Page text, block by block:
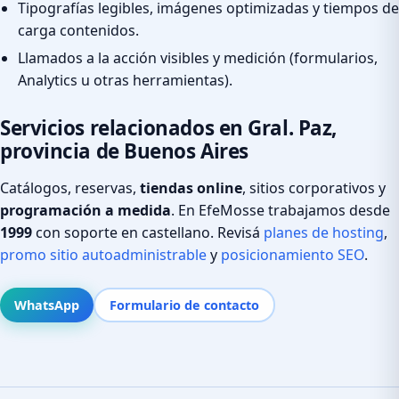
Tipografías legibles, imágenes optimizadas y tiempos de
carga contenidos.
Llamados a la acción visibles y medición (formularios,
Analytics u otras herramientas).
Servicios relacionados en Gral. Paz,
provincia de Buenos Aires
Catálogos, reservas, tiendas online, sitios corporativos y
programación a medida. En EfeMosse trabajamos desde
1999con soporte en castellano. Revisá planes de hosting,
promo sitio autoadministrabley posicionamiento SEO.
WhatsApp Formulario de contacto